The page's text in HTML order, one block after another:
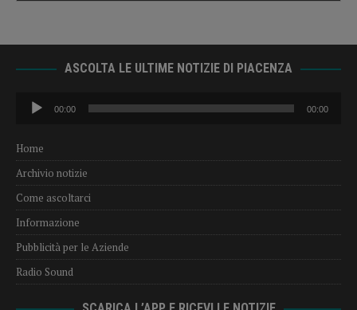
ASCOLTA LE ULTIME NOTIZIE DI PIACENZA
Audio
Player
00:00 00:00
Home
Archivio notizie
Come ascoltarci
Informazione
Pubblicità per le Aziende
Radio Sound